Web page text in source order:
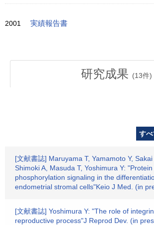
2001 実績報告書
研究成果 (13件)
すべ
[文献書誌] Maruyama T, Yamamoto Y, Sakai
Shimoki A, Masuda T, Yoshimura Y:
phosphorylation signaling in the
endometrial stromal cells"Keio J Med. (in
[文献書誌] Yoshimura Y: "The role of
reproductive process"J Reprod Dev. (in